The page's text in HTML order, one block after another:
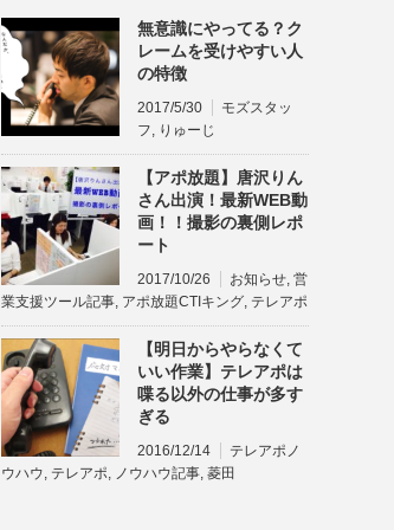
無意識にやってる？ク
レームを受けやすい人
の特徴
2017/5/30
モズスタッ
フ, りゅーじ
【アポ放題】唐沢りん
さん出演！最新WEB動
画！！撮影の裏側レポ
ート
2017/10/26 お知らせ, 営
業支援ツール記事, アポ放題CTIキング, テレアポ
【明日からやらなくて
いい作業】テレアポは
喋る以外の仕事が多す
ぎる
2016/12/14
テレアポノ
ウハウ, テレアポ, ノウハウ記事, 菱田